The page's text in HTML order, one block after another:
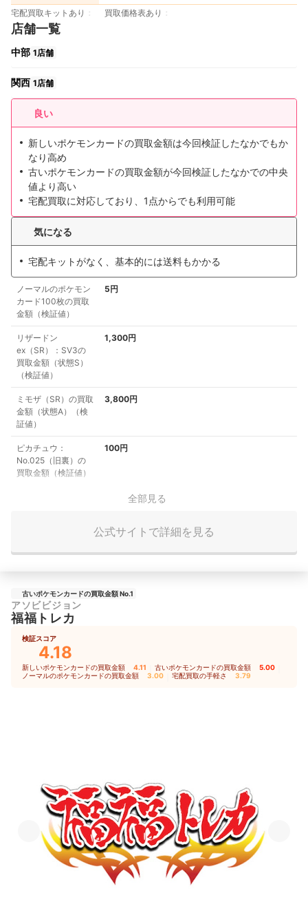
宅配買取キットあり 買取価格表あり
店舗一覧
中部 1店舗
関西 1店舗
良い
新しいポケモンカードの買取金額は今回検証したなかでもか
なり高め
古いポケモンカードの買取金額が今回検証したなかでの中央
値より高い
宅配買取に対応しており、1点からでも利用可能
気になる
宅配キットがなく、基本的には送料もかかる
ノーマルのポケモン
カード100枚の買取
金額（検証値）
5円
リザードン
ex（SR）：SV3の
買取金額（状態S）
（検証値）
1,300円
ミモザ（SR）の買取
金額（状態A）（検
証値）
3,800円
ピカチュウ：
No.025（旧裏）の
買取金額（検証値）
100円
全部見る
公式サイトで詳細を見る
古いポケモンカードの買取金額 No.1
アソビビジョン
福福トレカ
検証スコア
4.18
新しいポケモンカードの買取金額 4.11 古いポケモンカードの買取金額 5.00
ノーマルのポケモンカードの買取金額 3.00 宅配買取の手軽さ 3.79